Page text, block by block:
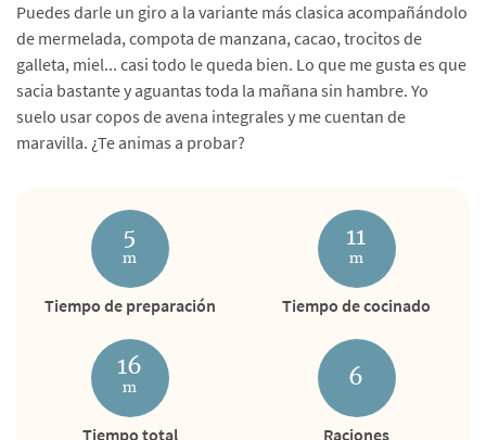
Puedes darle un giro a la variante más clasica acompañándolo
de mermelada, compota de manzana, cacao, trocitos de
galleta, miel... casi todo le queda bien. Lo que me gusta es que
sacia bastante y aguantas toda la mañana sin hambre. Yo
suelo usar copos de avena integrales y me cuentan de
maravilla. ¿Te animas a probar?
5
m
Tiempo de preparación
11
m
Tiempo de cocinado
16
m
Tiempo total
6
Raciones